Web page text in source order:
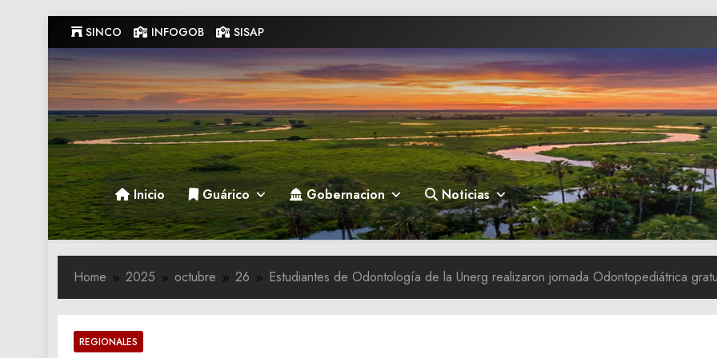
to
content
SINCO INFOGOB SISAP
Gobernacion de Guarico
Gobernacion de Guarico
Inicio Guárico Gobernacion Noticias
Home 2025 octubre 26 Estudiantes de Odontología de la Unerg realizaron jornada Odontopediátrica
REGIONALES